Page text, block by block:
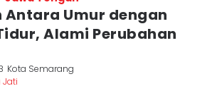
Antara Umur dengan
Alami Perubahan
Kota Semarang
Jati